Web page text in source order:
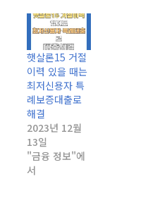
햇살론15 거절
이력 있을 때는
최저신용자 특
례보증대출로
해결
2023년 12월
13일
"금융 정보"에
서